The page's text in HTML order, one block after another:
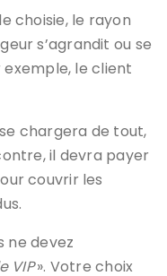
choisie, le rayon
s’agrandit ou se
exemple, le client
chargera de tout,
il devra payer
couvrir les
ne devez
VIP». Votre choix